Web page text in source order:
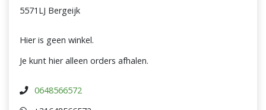
5571LJ Bergeijk
Hier is geen winkel.
Je kunt hier alleen orders afhalen.
0648566572